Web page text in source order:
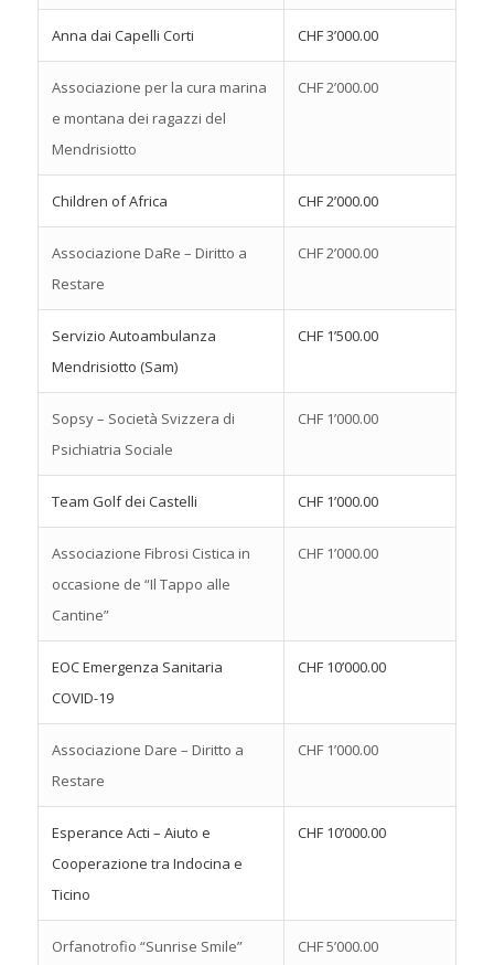
Anna dai Capelli Corti CHF 3’000.00
Associazione per la cura marina
e montana dei ragazzi del
Mendrisiotto
CHF 2’000.00
Children of Africa CHF 2’000.00
Associazione DaRe – Diritto a
Restare
CHF 2’000.00
Servizio Autoambulanza
Mendrisiotto (Sam)
CHF 1’500.00
Sopsy – Società Svizzera di
Psichiatria Sociale
CHF 1’000.00
Team Golf dei Castelli CHF 1’000.00
Associazione Fibrosi Cistica in
occasione de “Il Tappo alle
Cantine”
CHF 1’000.00
EOC Emergenza Sanitaria
COVID-19
CHF 10’000.00
Associazione Dare – Diritto a
Restare
CHF 1’000.00
Esperance Acti – Aiuto e
Cooperazione tra Indocina e
Ticino
CHF 10’000.00
Orfanotrofio “Sunrise Smile” CHF 5’000.00